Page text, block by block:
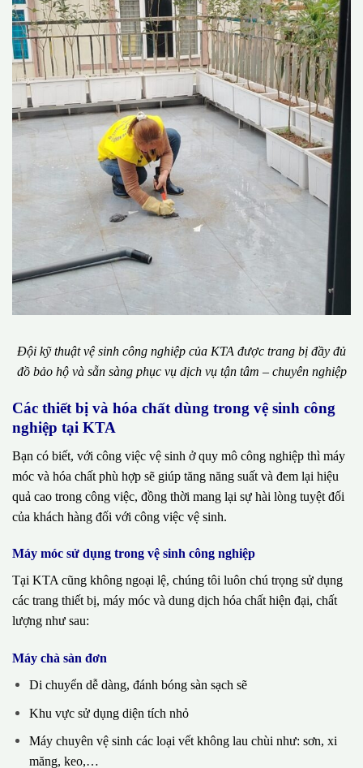
Đội kỹ thuật vệ sinh công nghiệp của KTA được trang bị đầy đủ
đồ bảo hộ và sẵn sàng phục vụ dịch vụ tận tâm – chuyên nghiệp
Các thiết bị và hóa chất dùng trong vệ sinh công
nghiệp tại KTA
Bạn có biết, với công việc vệ sinh ở quy mô công nghiệp thì máy
móc và hóa chất phù hợp sẽ giúp tăng năng suất và đem lại hiệu
quả cao trong công việc, đồng thời mang lại sự hài lòng tuyệt đối
của khách hàng đối với công việc vệ sinh.
Máy móc sử dụng trong vệ sinh công nghiệp
Tại KTA cũng không ngoại lệ, chúng tôi luôn chú trọng sử dụng
các trang thiết bị, máy móc và dung dịch hóa chất hiện đại, chất
lượng như sau:
Máy chà sàn đơn
Di chuyển dễ dàng, đánh bóng sàn sạch sẽ
Khu vực sử dụng diện tích nhỏ
Máy chuyên vệ sinh các loại vết không lau chùi như: sơn, xi
măng, keo,…